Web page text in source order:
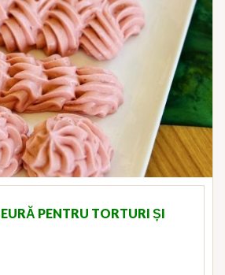
PENTRU TORTURI ȘI